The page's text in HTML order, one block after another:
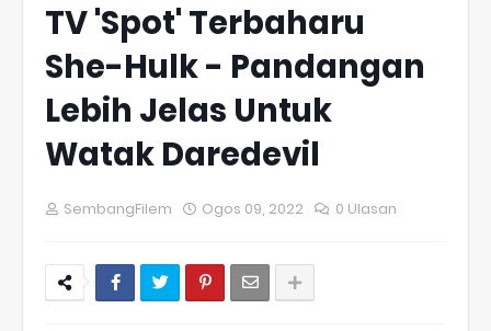
TV 'Spot' Terbaharu
She-Hulk - Pandangan
Lebih Jelas Untuk
Watak Daredevil
SembangFilem Ogos 09, 2022 0 Ulasan